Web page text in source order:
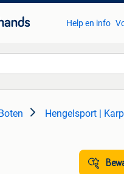
Help en info
Hengelsport |